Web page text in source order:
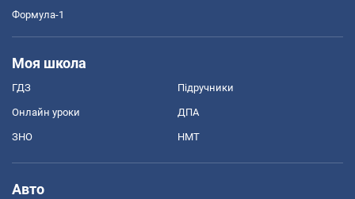
Формула-1
Моя школа
ГДЗ Підручники
Онлайн уроки ДПА
ЗНО НМТ
Авто